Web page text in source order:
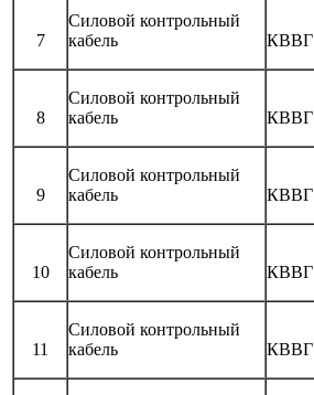
7
Силовой контрольный
кабель
КВВГ
8
Силовой контрольный
кабель
КВВГ
9
Силовой контрольный
кабель
КВВГ
10
Силовой контрольный
кабель
КВВГ
11
Силовой контрольный
кабель
КВВГ